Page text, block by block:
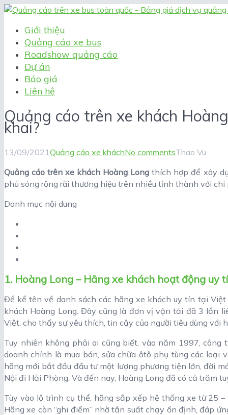
Giới thiệu
Quảng cáo xe bus
Roadshow quảng cáo
Dự án
Báo giá
Liên hệ
Quảng cáo trên xe khách
khai?
13/09/2021 Quảng cáo xe kháchNo commentsThao Vu
Quảng cáo trên xe khách Hoàng Longthích hợp để xây
phủ sóng rộng rãi thương hiệu trên nhiều tỉnh thành với
Danh mục nội dung
1. Hoàng Long – Hãng xe khách hoạt động uy
Để kể tên về danh sách các hãng xe khách uy tín tại
khách Hoàng Long. Đây cũng là đơn vị vận tải đã 3 lần
Việt, cho thấy sự yêu thích, tin cậy của người tiêu dùng với
Tuy nhiên không phải ai cũng biết, vào năm 1997,
doanh chính là mua bán, sửa chữa ôtô phụ tùng các loại
hãng mới bắt đầu đầu tư một lượng phương tiện lớn, đời
Nội đi Hải Phòng. Và đến nay, Hoàng Long đã có cả trăm
Tùy vào lộ trình cụ thể, hãng sắp xếp hệ thống xe từ 25
Hãng xe còn “ghi điểm” nhờ tần suất chạy ổn định, đáp